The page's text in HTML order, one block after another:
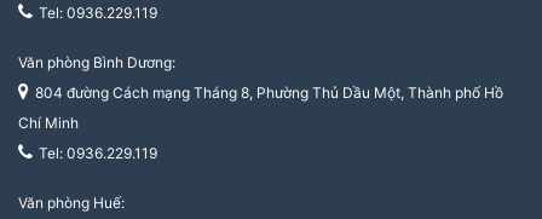
Tel: 0936.229.119
Văn phòng Bình Dương:
804 đường Cách mạng Tháng 8, Phường Thủ Dầu Một, Thành phố Hồ
Chí Minh
Tel: 0936.229.119
Văn phòng Huế: